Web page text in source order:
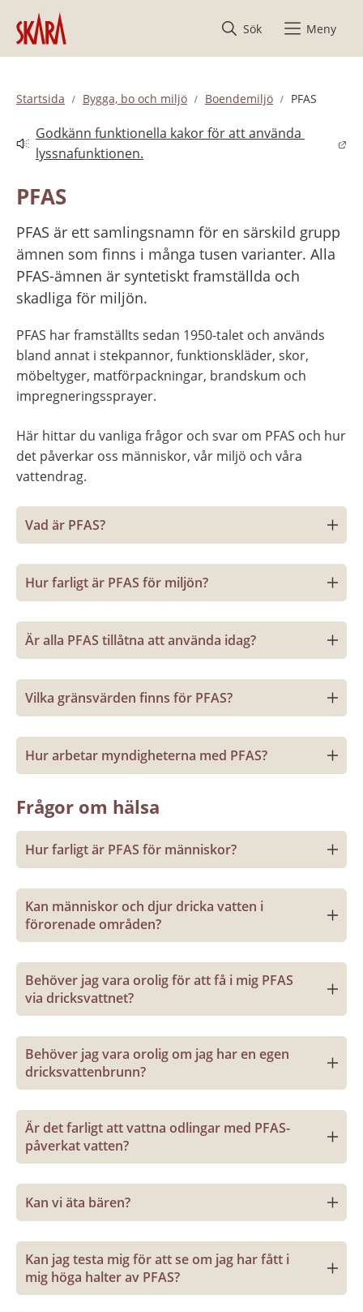
Hoppa till innehåll
Sök
Meny
Startsida Bygga, bo och miljö Boendemiljö PFAS
Godkänn funktionella kakor för att använda
lyssnafunktionen.
Länk till annan webbplats.
PFAS
PFAS är ett samlingsnamn för en särskild grupp
ämnen som finns i många tusen varianter. Alla
PFAS-ämnen är syntetiskt framställda och
skadliga för miljön.
PFAS har framställts sedan 1950-talet och används
bland annat i stekpannor, funktionskläder, skor,
möbeltyger, matförpackningar, brandskum och
impregneringssprayer.
Här hittar du vanliga frågor och svar om PFAS och hur
det påverkar oss människor, vår miljö och våra
vattendrag.
Vad är PFAS?
Hur farligt är PFAS för miljön?
Är alla PFAS tillåtna att använda idag?
Vilka gränsvärden finns för PFAS?
Hur arbetar myndigheterna med PFAS?
Frågor om hälsa
Hur farligt är PFAS för människor?
Kan människor och djur dricka vatten i
förorenade områden?
Behöver jag vara orolig för att få i mig PFAS
via dricksvattnet?
Behöver jag vara orolig om jag har en egen
dricksvattenbrunn?
Är det farligt att vattna odlingar med PFAS-
påverkat vatten?
Kan vi äta bären?
Kan jag testa mig för att se om jag har fått i
mig höga halter av PFAS?